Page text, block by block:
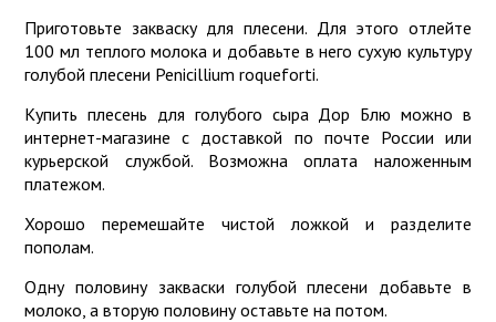
Приготовьте закваску для плесени. Для этого отлейте
100 мл теплого молока и добавьте в него сухую культуру
голубой плесени Penicillium roqueforti.
Купить плесень для голубого сыра Дор Блю можно в
интернет-магазине с доставкой по почте России или
курьерской службой. Возможна оплата наложенным
платежом.
Хорошо перемешайте чистой ложкой и разделите
пополам.
Одну половину закваски голубой плесени добавьте в
молоко, а вторую половину оставьте на потом.